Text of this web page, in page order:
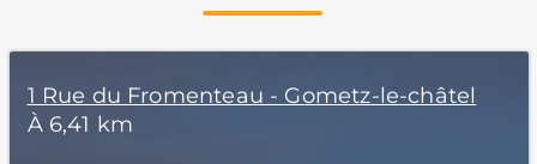
1 Rue du Fromenteau - Gometz-le-châtel
À 6,41 km